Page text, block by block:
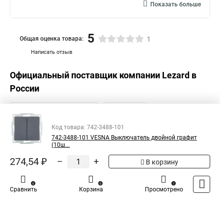
Показать больше
Написать отзыв
Общая оценка товара: 5 1
Официальный поставщик компании Lezard в
России
Код товара: 742-3488-101
742-3488-101 VESNA Выключатель двойной графит
(10ш...
274,54 ₽ – + В корзину
Сравнить
0
Корзина
0
Просмотрено
1